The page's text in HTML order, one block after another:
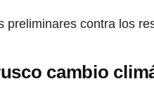
contra los
cambio